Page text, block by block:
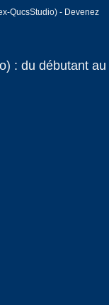
QucsStudio) - Devenez
: du débutant au